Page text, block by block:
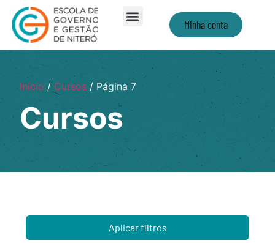
Minha conta
Início/Cursos/ Página 7
Cursos
Aplicar filtros